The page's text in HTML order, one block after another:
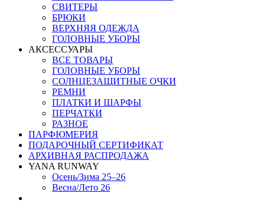
СВИТЕРЫ
БРЮКИ
ВЕРХНЯЯ ОДЕЖДА
ГОЛОВНЫЕ УБОРЫ
АКСЕССУАРЫ
ВСЕ ТОВАРЫ
ГОЛОВНЫЕ УБОРЫ
СОЛНЦЕЗАЩИТНЫЕ ОЧКИ
РЕМНИ
ПЛАТКИ И ШАРФЫ
ПЕРЧАТКИ
РАЗНОЕ
ПАРФЮМЕРИЯ
ПОДАРОЧНЫЙ СЕРТИФИКАТ
АРХИВНАЯ РАСПРОДАЖА
YANA RUNWAY
Осень/Зима 25–26
Весна/Лето 26